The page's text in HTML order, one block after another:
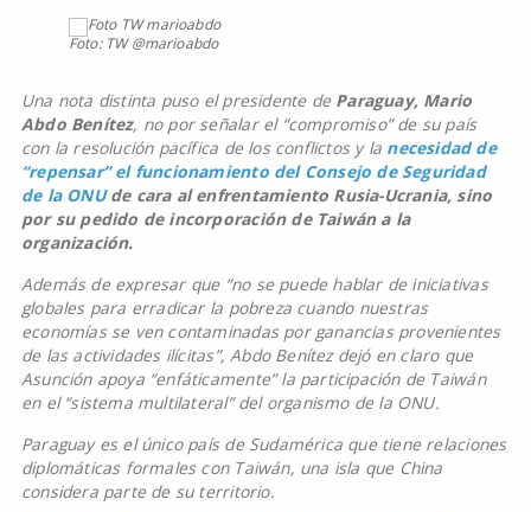
Foto: TW @marioabdo
Una nota distinta puso el presidente de Paraguay, Mario
Abdo Benítez, no por señalar el “compromiso” de su país
con la resolución pacífica de los conflictos y la necesidad de
“repensar” el funcionamiento del Consejo de Seguridad
de la ONUde cara al enfrentamiento Rusia-Ucrania, sino
por su pedido de incorporación de Taiwán a la
organización.
Además de expresar que “no se puede hablar de iniciativas
globales para erradicar la pobreza cuando nuestras
economías se ven contaminadas por ganancias provenientes
de las actividades ilícitas”, Abdo Benítez dejó en claro que
Asunción apoya “enfáticamente” la participación de Taiwán
en el “sistema multilateral” del organismo de la ONU.
Paraguay es el único país de Sudamérica que tiene relaciones
diplomáticas formales con Taiwán, una isla que China
considera parte de su territorio.